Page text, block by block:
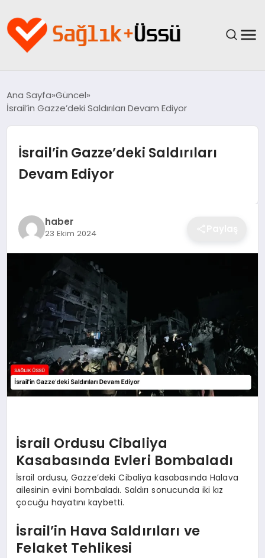
SAĞLIK
GÜNCEL
BESLENME
Ana Sayfa Güncel
İsrail’in Gazze’deki Saldırıları Devam Ediyor
İsrail’in Gazze’deki Saldırıları
Devam Ediyor
haber
23 Ekim 2024
İsrail Ordusu Cibaliya
Kasabasında Evleri Bombaladı
İsrail ordusu, Gazze’deki Cibaliya kasabasında Halava
ailesinin evini bombaladı. Saldırı sonucunda iki kız
çocuğu hayatını kaybetti.
İsrail’in Hava Saldırıları ve
Felaket Tehlikesi